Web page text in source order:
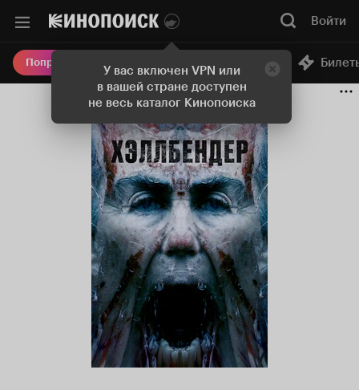
У вас включен VPN или
в вашей стране доступен
не весь каталог Кинопоиска
Войти
Попробовать Плюс Онлайн-кинотеатр